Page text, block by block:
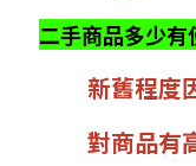
二手商品多少有
新舊程度
對商品有